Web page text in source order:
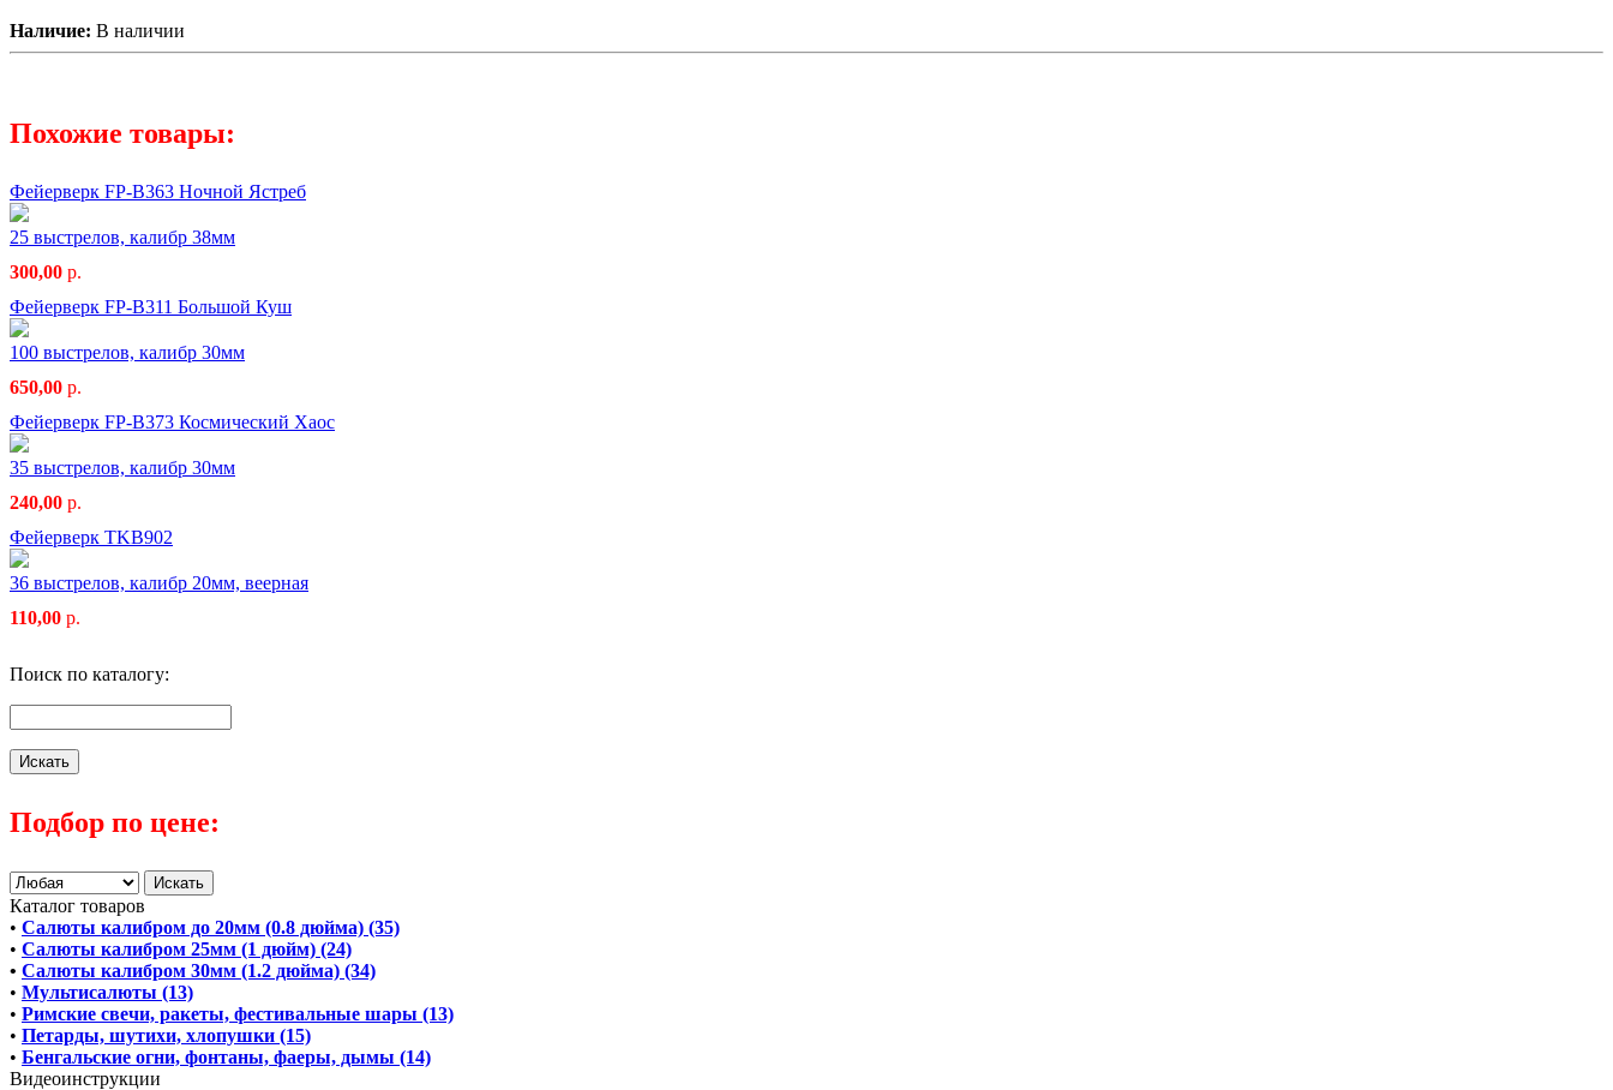
Наличие: В наличии
Похожие товары:
Фейерверк FP-B363 Ночной Ястреб
25 выстрелов, калибр 38мм
300,00 р.
Фейерверк FP-B311 Большой Куш
100 выстрелов, калибр 30мм
650,00 р.
Фейерверк FP-B373 Космический Хаос
35 выстрелов, калибр 30мм
240,00 р.
Фейерверк TKB902
36 выстрелов, калибр 20мм, веерная
110,00 р.
Поиск по каталогу:
Подбор по цене:
Каталог товаров
• Салюты калибром до 20мм (0.8 дюйма) (35)
• Салюты калибром 25мм (1 дюйм) (24)
• Салюты калибром 30мм (1.2 дюйма) (34)
• Мультисалюты (13)
• Римские свечи, ракеты, фестивальные шары (13)
• Петарды, шутихи, хлопушки (15)
• Бенгальские огни, фонтаны, фаеры, дымы (14)
Видеоинструкции